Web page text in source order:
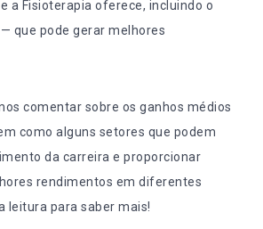
a Fisioterapia oferece, incluindo o
que pode gerar melhores
comentar sobre os ganhos médios
como alguns setores que podem
da carreira e proporcionar
rendimentos em diferentes
leitura para saber mais!